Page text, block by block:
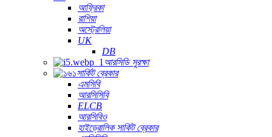
আফ্রিকা
রাশিয়া
অস্ট্রেলিয়া
UK
DB
আরসিডি সুরক্ষা
সার্কিট ব্রেকার
এমসিবি
আরসিসিবি
ELCB
আরসিবিও
হাইড্রোলিক সার্কিট ব্রেকার